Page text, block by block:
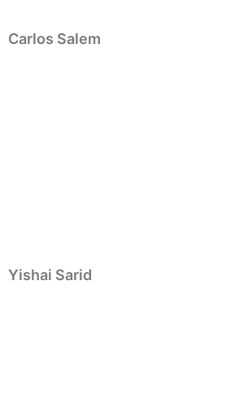
Carlos Salem
Yishai Sarid